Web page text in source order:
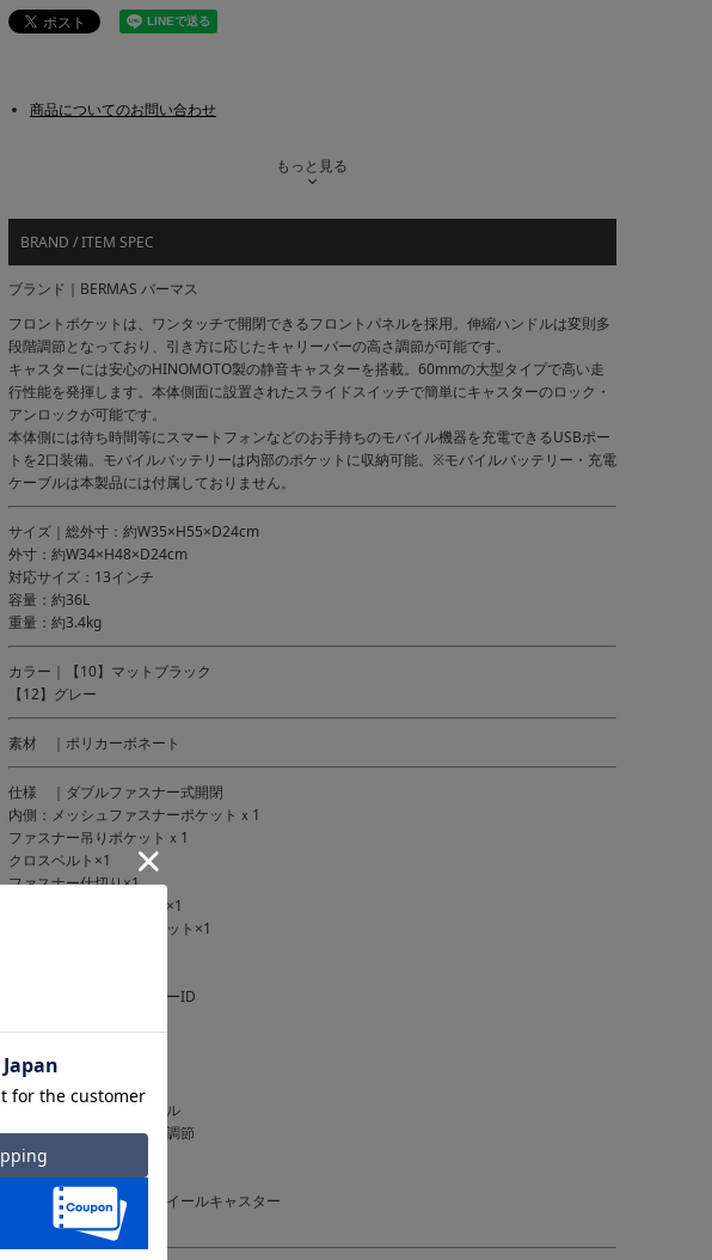
商品についてのお問い合わせ
もっと見る
BRAND / ITEM SPEC
ブランド｜BERMAS バーマス
フロントポケットは、ワンタッチで開閉できるフロントパネルを採用。伸縮ハンドルは変則多
段階調節となっており、引き方に応じたキャリーバーの高さ調節が可能です。
キャスターには安心のHINOMOTO製の静音キャスターを搭載。60mmの大型タイプで高い走
行性能を発揮します。本体側面に設置されたスライドスイッチで簡単にキャスターのロック・
アンロックが可能です。
本体側には待ち時間等にスマートフォンなどのお手持ちのモバイル機器を充電できるUSBポー
トを2口装備。モバイルバッテリーは内部のポケットに収納可能。※モバイルバッテリー・充電
ケーブルは本製品には付属しておりません。
サイズ｜総外寸：約W35×H55×D24cm
外寸：約W34×H48×D24cm
対応サイズ：13インチ
容量：約36L
重量：約3.4kg
カラー｜【10】マットブラック
【12】グレー
素材 ｜ポリカーボネート
仕様 ｜ダブルファスナー式開閉
内側：メッシュファスナーポケットｘ1
ファスナー吊りポケットｘ1
クロスベルト×1
ファスナー仕切り×1
前面：メッシュポケット×1
メッシュファスナーポケット×1
背面：トラベルセントリーID
サイドハンドル
底足
ワンタッチフロントパネル
キャリーバー変則多段階調節
TSAロック搭載
ストッパー機能
60mm大径静音ダブルホイールキャスター
USBポート(Type-A